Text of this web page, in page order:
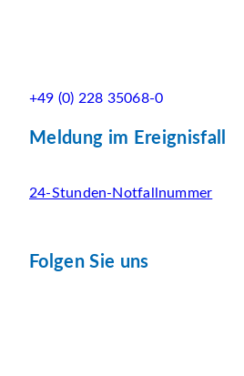
+49 (0) 228 35068-0
Meldung im Ereignisfall
24-Stunden-Notfallnummer
Folgen Sie uns